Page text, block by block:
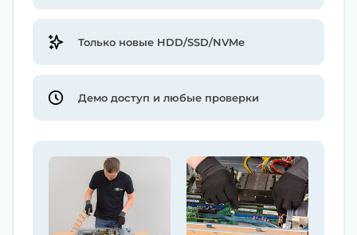
Только новые HDD/SSD/NVMe
Демо доступ и любые проверки